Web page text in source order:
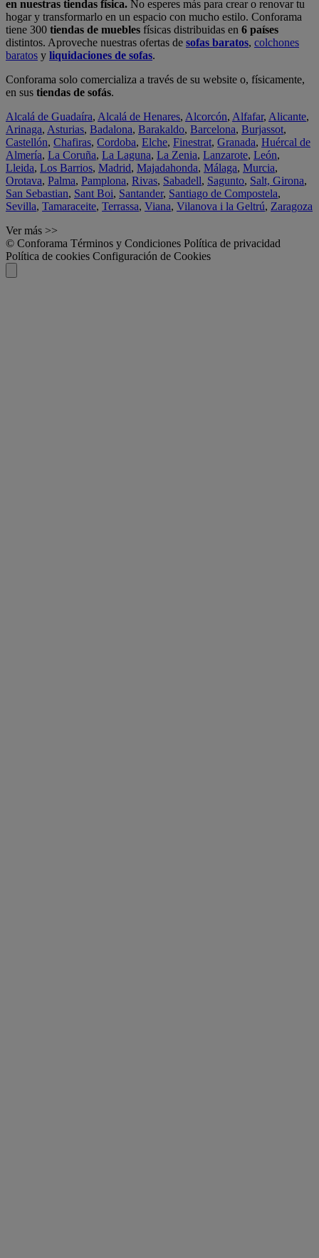
en nuestras tiendas física. No esperes más para crear o renovar tu
hogar y transformarlo en un espacio con mucho estilo. Conforama
tiene 300 tiendas de muebles físicas distribuidas en 6 países
distintos. Aproveche nuestras ofertas de sofas baratos, colchones
baratos y liquidaciones de sofas.
Conforama solo comercializa a través de su website o, físicamente,
en sus tiendas de sofás.
Alcalá de Guadaíra, Alcalá de Henares, Alcorcón, Alfafar, Alicante,
Arinaga, Asturias, Badalona, Barakaldo, Barcelona, Burjassot,
Castellón, Chafiras, Cordoba, Elche, Finestrat, Granada, Huércal de
Almería, La Coruña, La Laguna, La Zenia, Lanzarote, León,
Lleida, Los Barrios, Madrid, Majadahonda, Málaga, Murcia,
Orotava, Palma, Pamplona, Rivas, Sabadell, Sagunto, Salt, Girona,
San Sebastian, Sant Boi, Santander, Santiago de Compostela,
Sevilla, Tamaraceite, Terrassa, Viana, Vilanova i la Geltrú, Zaragoza
Ver más >>
© Conforama Términos y Condiciones Política de privacidad
Política de cookies Configuración de Cookies